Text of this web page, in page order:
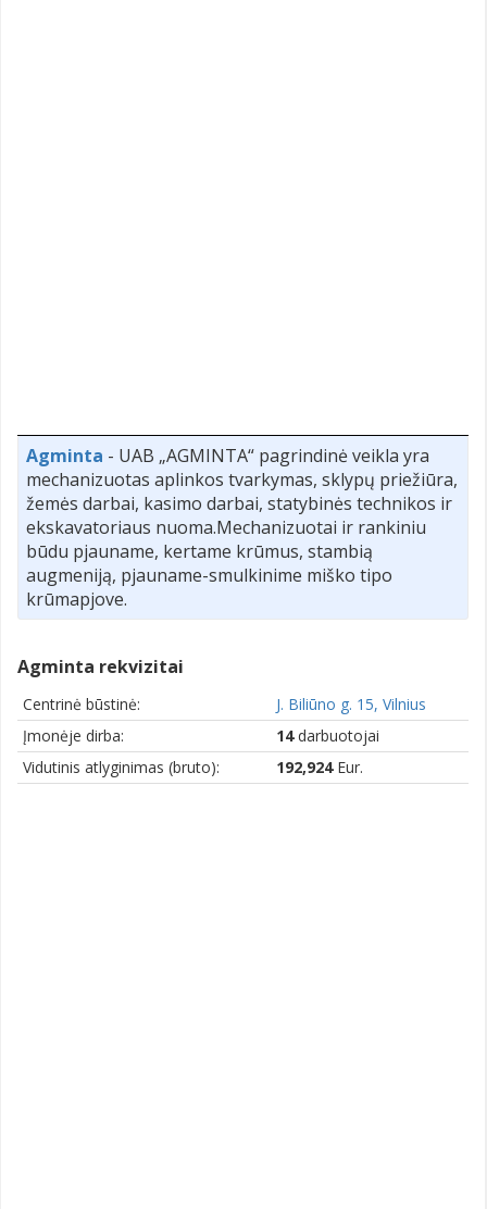
Agminta - UAB „AGMINTA“ pagrindinė veikla yra
mechanizuotas aplinkos tvarkymas, sklypų priežiūra,
žemės darbai, kasimo darbai, statybinės technikos ir
ekskavatoriaus nuoma.Mechanizuotai ir rankiniu
būdu pjauname, kertame krūmus, stambią
augmeniją, pjauname-smulkinime miško tipo
krūmapjove.
Agminta rekvizitai
Centrinė būstinė:
J. Biliūno g. 15, Vilnius
Įmonėje dirba:
14darbuotojai
Vidutinis atlyginimas (bruto):
192,924Eur.